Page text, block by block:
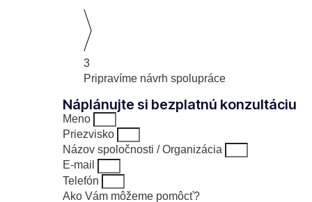
3
Pripravíme návrh spolupráce
Náplánujte si bezplatnú konzultáciu
Meno
Priezvisko
Názov spoločnosti / Organizácia
E-mail
Telefón
Ako Vám môžeme pomôcť?